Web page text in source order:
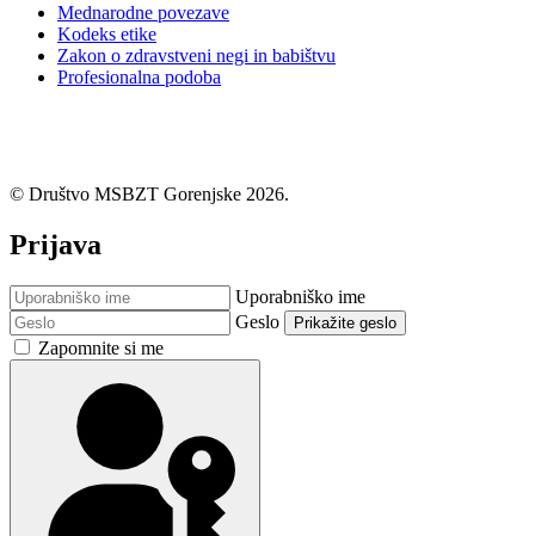
Mednarodne povezave
Kodeks etike
Zakon o zdravstveni negi in babištvu
Profesionalna podoba
© Društvo MSBZT Gorenjske 2026.
Prijava
Uporabniško ime
Geslo
Prikažite geslo
Zapomnite si me